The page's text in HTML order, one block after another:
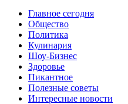
Главное сегодня
Общество
Политика
Кулинария
Шоу-Бизнес
Здоровье
Пикантное
Полезные советы
Интересные новости